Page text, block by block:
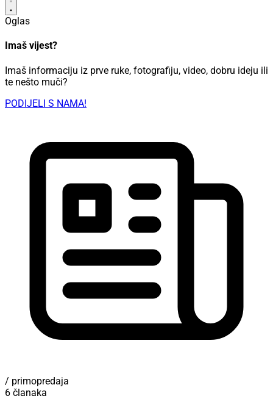
Oglas
Imaš vijest?
Imaš informaciju iz prve ruke, fotografiju, video, dobru ideju ili
te nešto muči?
PODIJELI S NAMA!
/ primopredaja
6 članaka